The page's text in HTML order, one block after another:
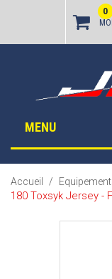
0
MENU
Accueil /
180 Toxsyk Jersey -